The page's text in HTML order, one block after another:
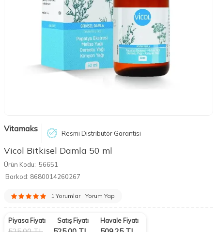
Vitamaks Resmi Distribütör Garantisi
Vicol Bitkisel Damla 50 ml
Ürün Kodu: 56651
Barkod: 8680014260267
1 Yorumlar Yorum Yap
Piyasa Fiyatı Satış Fiyatı Havale Fiyatı